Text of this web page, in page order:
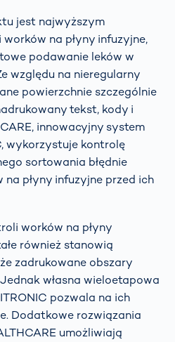
jest najwyższym
na płyny infuzyjne,
podawanie leków w
względu na nieregularny
powierzchnie szczególnie
tekst, kody i
innowacyjny system
wykorzystuje kontrolę
sortowania błędnie
płyny infuzyjne przed ich
worków na płyny
również stanowią
zadrukowane obszary
własna wieloetapowa
pozwala na ich
Dodatkowe rozwiązania
umożliwiają